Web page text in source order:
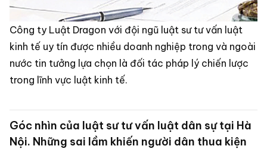
Công ty Luật Dragon với đội ngũ luật sư tư vấn luật
kinh tế uy tín được nhiều doanh nghiệp trong và ngoài
nước tin tưởng lựa chọn là đối tác pháp lý chiến lược
trong lĩnh vực luật kinh tế.
Góc nhìn của luật sư tư vấn luật dân sự tại Hà
Nội. Những sai lầm khiến người dân thua kiện